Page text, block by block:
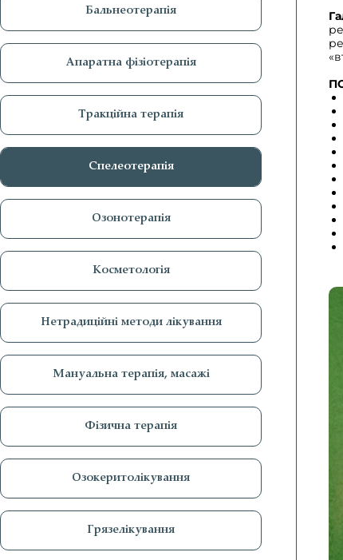
Бальнеотерапія
Апаратна фізіотерапія
Тракційна терапія
Спелеотерапія
Озонотерапія
Косметологія
Нетрадиційні методи лікування
Мануальна терапія, масажі
Фізична терапія
Озокеритолікування
Грязелікування